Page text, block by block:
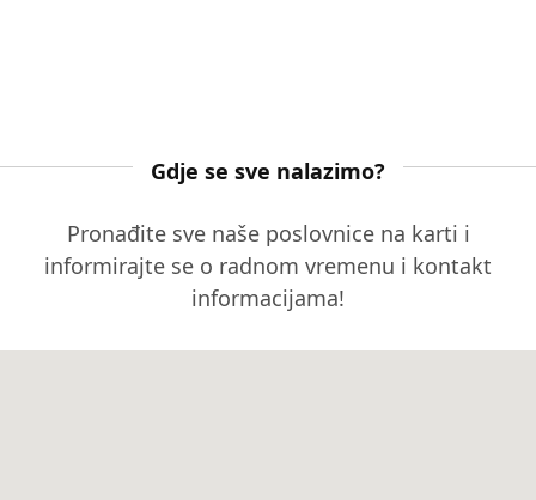
Gdje se sve nalazimo?
Pronađite sve naše poslovnice na karti i
informirajte se o radnom vremenu i kontakt
informacijama!